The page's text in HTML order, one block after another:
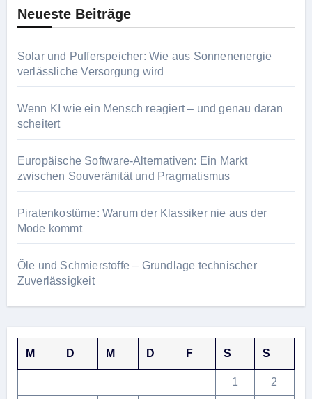
Neueste Beiträge
Solar und Pufferspeicher: Wie aus Sonnenenergie
verlässliche Versorgung wird
Wenn KI wie ein Mensch reagiert – und genau daran
scheitert
Europäische Software-Alternativen: Ein Markt
zwischen Souveränität und Pragmatismus
Piratenkostüme: Warum der Klassiker nie aus der
Mode kommt
Öle und Schmierstoffe – Grundlage technischer
Zuverlässigkeit
M D M D F S S
1 2